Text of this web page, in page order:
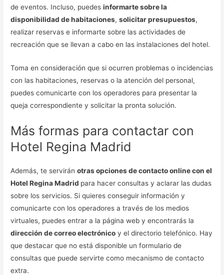
de eventos. Incluso, puedesinformarte sobre la
disponibilidad de habitaciones,solicitar presupuestos,
realizar reservas e informarte sobre las actividades de
recreación que se llevan a cabo en las instalaciones del hotel.
Toma en consideración que si ocurren problemas o incidencias
con las habitaciones, reservas o la atención del personal,
puedes comunicarte con los operadores para presentar la
queja correspondiente y solicitar la pronta solución.
Más formas para contactar con
Hotel Regina Madrid
Además, te serviránotras opciones de contacto online con el
Hotel Regina Madrid para hacer consultas y aclarar las dudas
sobre los servicios. Si quieres conseguir información y
comunicarte con los operadores a través de los medios
virtuales, puedes entrar a la página web y encontrarás la
dirección de correo electrónico y el directorio telefónico. Hay
que destacar que no está disponible un formulario de
consultas que puede servirte como mecanismo de contacto
extra.